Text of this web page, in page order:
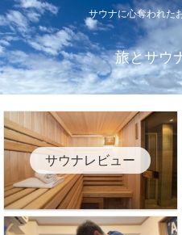
サウナに心奪われた
旅とサウ
サウナレビュー